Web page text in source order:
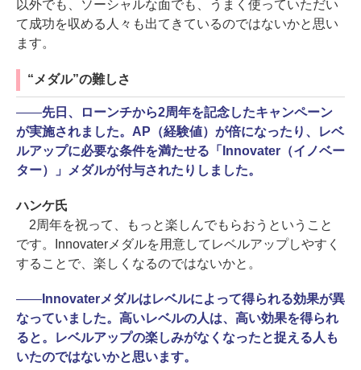
以外でも、ソーシャルな面でも、うまく使っていただい
て成功を収める人々も出てきているのではないかと思い
ます。
“メダル”の難しさ
――先日、ローンチから2周年を記念したキャンペーン
が実施されました。AP（経験値）が倍になったり、レベ
ルアップに必要な条件を満たせる「Innovater（イノベー
ター）」メダルが付与されたりしました。
ハンケ氏
2周年を祝って、もっと楽しんでもらおうということ
です。Innovaterメダルを用意してレベルアップしやすく
することで、楽しくなるのではないかと。
――Innovaterメダルはレベルによって得られる効果が異
なっていました。高いレベルの人は、高い効果を得られ
ると。レベルアップの楽しみがなくなったと捉える人も
いたのではないかと思います。